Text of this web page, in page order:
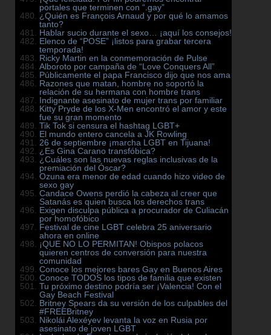
portales que terminen con “.gay”
¿Quién es François Arnaud y por qué lo amamos
tanto?
Hablar sucio durante el sexo… ¡aquí los consejos!
Elenco de “POSE” ¡listos para grabar tercera
temporada!
Ricky Martin en la conmemoración de Pulse
Alboroto por campaña de “Love Conquers All”
Públicamente el papa Francisco dijo que nos ama
Razones que matan, hombre no soportó la
relación de su hermana con hombre trans
Indignante asesinato de mujer trans por familiar
Kitty Pryde de los X-Men encontró el amor y este
fue su gran momento
Tik Tok si censura el hashtag LGBT+
El mundo entero cancela a JK Rowling
26 de septiembre ¡marcha LGBT en Tijuana!
¿Es Gina Carano transfóbica?
¿Cuáles son las nuevas reglas inclusivas de la
premiación del Óscar?
Ozuna era menor de edad cuando hizo video de
sexo gay
Candace Owens perdió la cabeza al creer que
Satanás es quien busca los derechos trans
Exigen disculpa pública a procurador de Culiacán
por homofóbico
Festival de cine LGBT celebra 25 aniversario
ahora en online
¡QUE NO LO PERMITAN! Obispos polacos
quieren centros de conversión para nuestra
comunidad
Conoce los mejores bares Gay en Buenos Aires
Conoce TODOS los tipos de familia que existen
Tu próximo destino podría ser ¡Valencia! Con el
Gay Beach Festival
Britney Spears da su versión de los culpables del
#FREEBritney
Nikolái Alexéyev levanta la voz en Rusia por
asesinato de joven LGBT